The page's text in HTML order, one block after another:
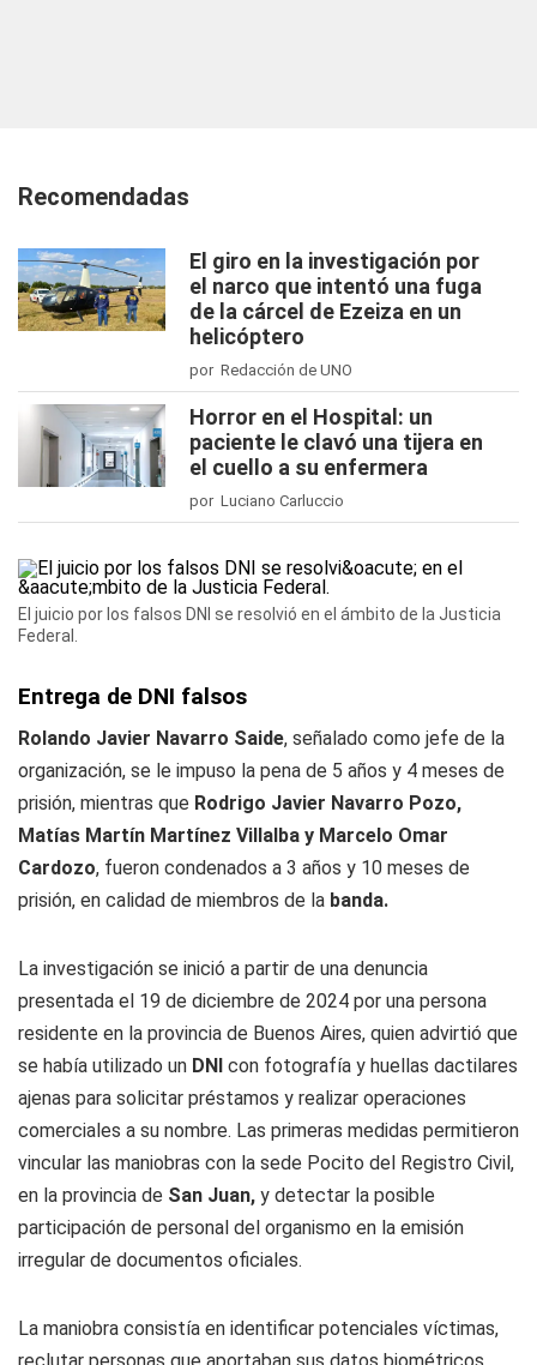
Recomendadas
El giro en la investigación por
el narco que intentó una fuga
de la cárcel de Ezeiza en un
helicóptero
por Redacción de UNO
Horror en el Hospital: un
paciente le clavó una tijera en
el cuello a su enfermera
por Luciano Carluccio
El juicio por los falsos DNI se resolvió en el ámbito de la Justicia
Federal.
Entrega de DNI falsos
Rolando Javier Navarro Saide, señalado como jefe de la
organización, se le impuso la pena de 5 años y 4 meses de
prisión, mientras que Rodrigo Javier Navarro Pozo,
Matías Martín Martínez Villalba y Marcelo Omar
Cardozo, fueron condenados a 3 años y 10 meses de
prisión, en calidad de miembros de la banda.
La investigación se inició a partir de una denuncia
presentada el 19 de diciembre de 2024 por una persona
residente en la provincia de Buenos Aires, quien advirtió que
se había utilizado un DNI con fotografía y huellas dactilares
ajenas para solicitar préstamos y realizar operaciones
comerciales a su nombre. Las primeras medidas permitieron
vincular las maniobras con la sede Pocito del Registro Civil,
en la provincia de San Juan, y detectar la posible
participación de personal del organismo en la emisión
irregular de documentos oficiales.
La maniobra consistía en identificar potenciales víctimas,